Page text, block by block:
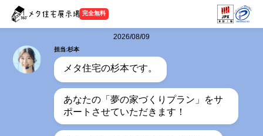
完全無料
2026/08/09
担当:杉本
メタ住宅の杉本です。
あなたの「夢の家づくりプラン」をサ
ポートさせていただきます！